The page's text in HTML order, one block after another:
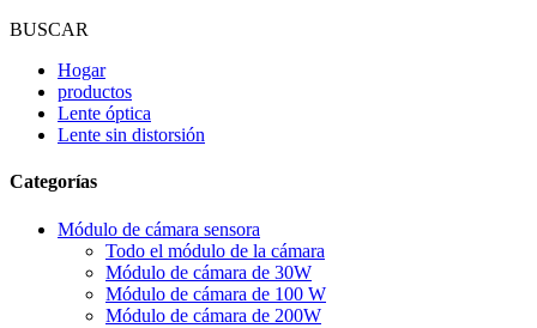
BUSCAR
Hogar
productos
Lente óptica
Lente sin distorsión
Categorías
Módulo de cámara sensora
Todo el módulo de la cámara
Módulo de cámara de 30W
Módulo de cámara de 100 W
Módulo de cámara de 200W